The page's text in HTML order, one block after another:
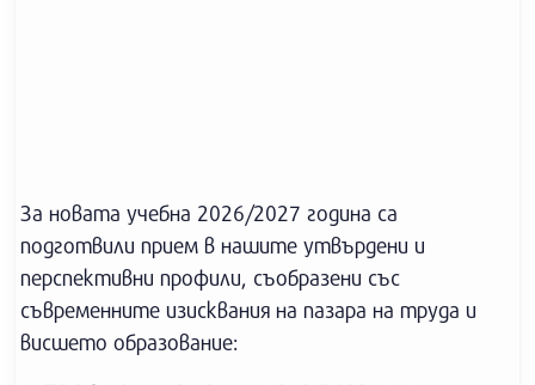
За новата учебна 2026/2027 година са
подготвили прием в нашите утвърдени и
перспективни профили, съобразени със
съвременните изисквания на пазара на труда и
висшето образование: